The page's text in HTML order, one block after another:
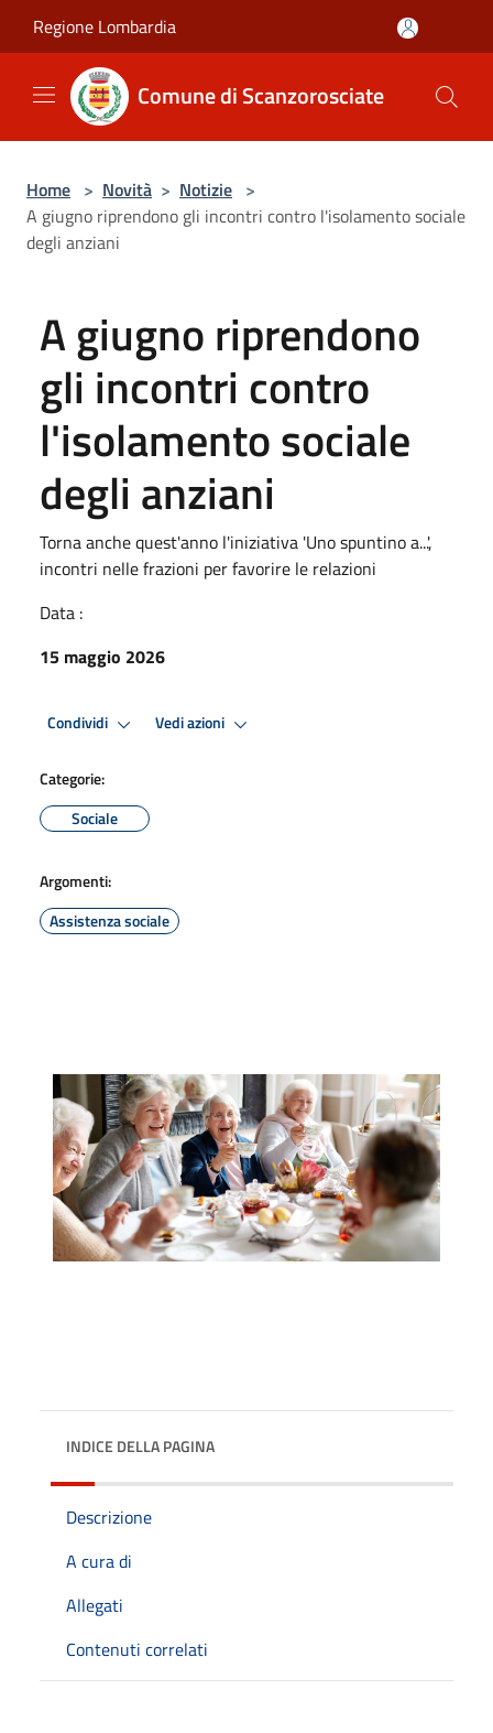
Regione Lombardia
Comune di Scanzorosciate
Home > Novità > Notizie >
A giugno riprendono gli incontri contro l'isolamento sociale
degli anziani
A giugno riprendono
gli incontri contro
l'isolamento sociale
degli anziani
Torna anche quest'anno l'iniziativa 'Uno spuntino a...',
incontri nelle frazioni per favorire le relazioni
Data :
15 maggio 2026
Condividi Vedi azioni
Categorie:
Sociale
Argomenti:
Assistenza sociale
INDICE DELLA PAGINA
Descrizione
A cura di
Allegati
Contenuti correlati